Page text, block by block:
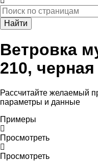
Найти
Ветровка
210, черная
Рассчитайте желаемый
параметры и данные
Примеры
Просмотреть
Просмотреть